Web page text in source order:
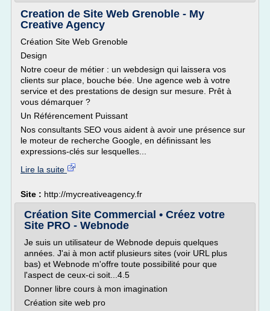
Creation de Site Web Grenoble - My
Creative Agency
Création Site Web Grenoble
Design
Notre coeur de métier : un webdesign qui laissera vos
clients sur place, bouche bée. Une agence web à votre
service et des prestations de design sur mesure. Prêt à
vous démarquer ?
Un Référencement Puissant
Nos consultants SEO vous aident à avoir une présence sur
le moteur de recherche Google, en définissant les
expressions-clés sur lesquelles...
Lire la suite
Site : http://mycreativeagency.fr
Création Site Commercial • Créez votre
Site PRO - Webnode
Je suis un utilisateur de Webnode depuis quelques
années. J'ai à mon actif plusieurs sites (voir URL plus
bas) et Webnode m'offre toute possibilité pour que
l'aspect de ceux-ci soit...4.5
Donner libre cours à mon imagination
Création site web pro